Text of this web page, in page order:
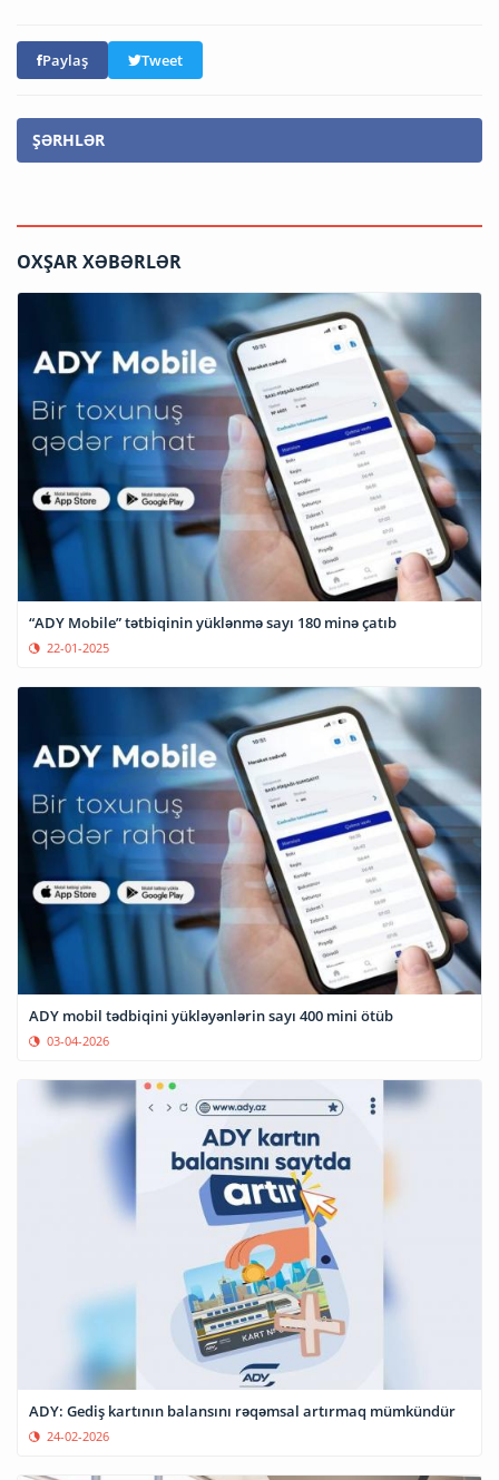
Paylaş Tweet
ŞƏRHLƏR
OXŞAR XƏBƏRLƏR
“ADY Mobile” tətbiqinin yüklənmə sayı 180 minə çatıb
22-01-2025
ADY mobil tədbiqini yükləyənlərin sayı 400 mini ötüb
03-04-2026
ADY: Gediş kartının balansını rəqəmsal artırmaq mümkündür
24-02-2026